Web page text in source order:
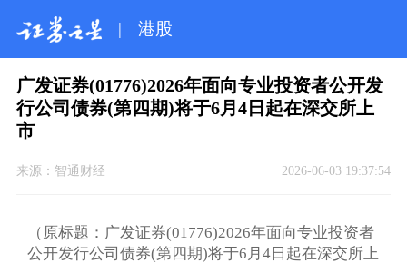
| 港股
广发证券(01776)2026年面向专业投资者公开发
行公司债券(第四期)将于6月4日起在深交所上
市
来源： 智通财经 2026-06-03 19:37:54
（原标题：广发证券(01776)2026年面向专业投资者
公开发行公司债券(第四期)将于6月4日起在深交所上